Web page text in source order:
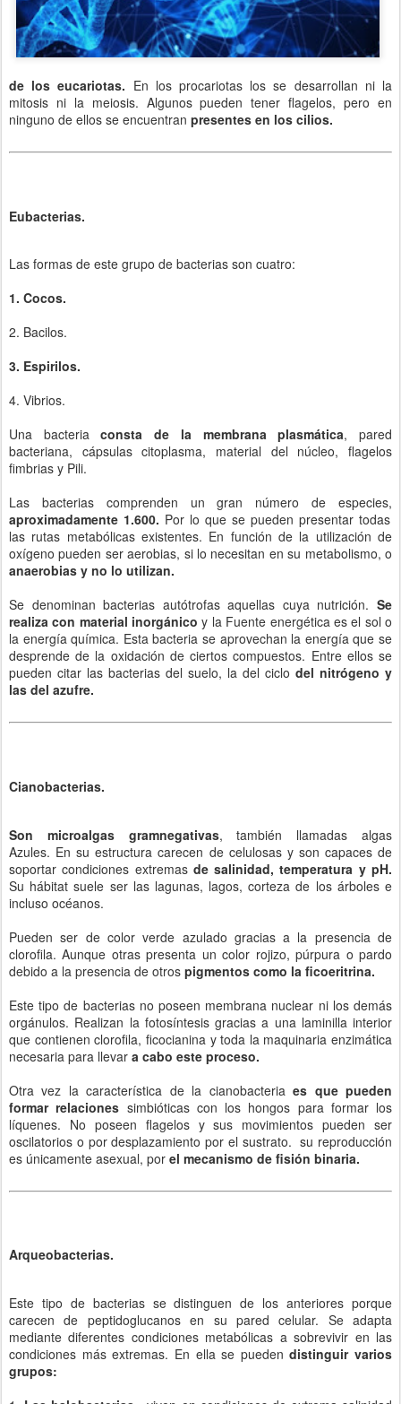
de los eucariotas. En los procariotas los se desarrollan ni la
mitosis ni la meiosis. Algunos pueden tener flagelos, pero en
ninguno de ellos se encuentran presentes en los cilios.
Eubacterias.
Las formas de este grupo de bacterias son cuatro:
1. Cocos.
2. Bacilos.
3. Espirilos.
4. Vibrios.
Una bacteriaconsta de la membrana plasmática, pared
bacteriana, cápsulas citoplasma, material del núcleo, flagelos
fimbrias y Pili.
Las bacterias comprenden un gran número de especies,
aproximadamente 1.600. Por lo que se pueden presentar todas
las rutas metabólicas existentes. En función de la utilización de
oxígeno pueden ser aerobias, si lo necesitan en su metabolismo, o
anaerobias y no lo utilizan.
Se denominan bacterias autótrofas aquellas cuya nutrición. Se
realiza con material inorgánico y la Fuente energética es el sol o
la energía química. Esta bacteria se aprovechan la energía que se
desprende de la oxidación de ciertos compuestos. Entre ellos se
pueden citar las bacterias del suelo, la del ciclo del nitrógeno y
las del azufre.
Cianobacterias.
Son microalgas gramnegativas, también llamadas algas
Azules. En su estructura carecen de celulosas y son capaces de
soportar condiciones extremas de salinidad, temperatura y pH.
Su hábitat suele ser las lagunas, lagos, corteza de los árboles e
incluso océanos.
Pueden ser de color verde azulado gracias a la presencia de
clorofila. Aunque otras presenta un color rojizo, púrpura o pardo
debido a la presencia de otros pigmentos como la ficoeritrina.
Este tipo de bacterias no poseen membrana nuclear ni los demás
orgánulos. Realizan la fotosíntesis gracias a una laminilla interior
que contienen clorofila, ficocianina y toda la maquinaria enzimática
necesaria para llevar a cabo este proceso.
Otra vez la característica de la cianobacteriaes que pueden
formar relaciones simbióticas con los hongos para formar los
líquenes. No poseen flagelos y sus movimientos pueden ser
oscilatorios o por desplazamiento por el sustrato. su reproducción
es únicamente asexual, por el mecanismo de fisión binaria.
Arqueobacterias.
Este tipo de bacterias se distinguen de los anteriores porque
carecen de peptidoglucanos en su pared celular. Se adapta
mediante diferentes condiciones metabólicas a sobrevivir en las
condiciones más extremas. En ella se puedendistinguir varios
grupos: